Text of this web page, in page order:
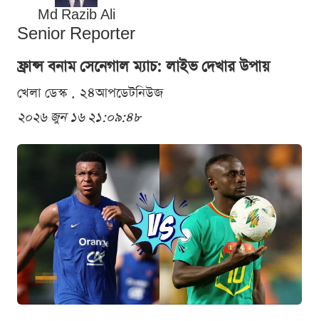
Md Razib Ali
Senior Reporter
ফ্রান্স বনাম সেনেগাল ম্যাচ: লাইভ দেখার উপায়
খেলা ডেস্ক . ২৪আপডেটনিউজ
২০২৬ জুন ১৬ ২১:০৯:৪৮